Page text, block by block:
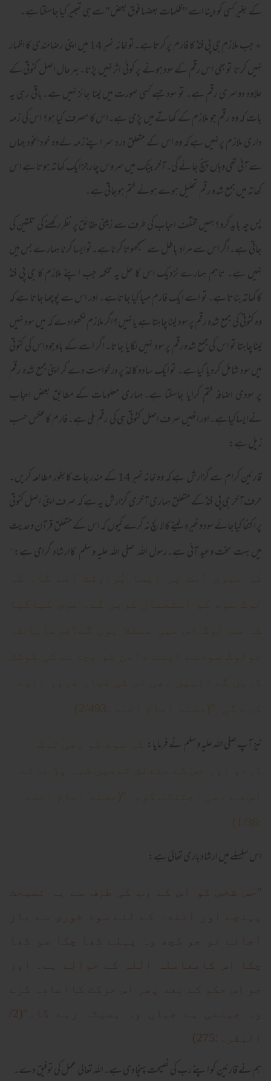
کے بغیر کسی کو دینا اسے '' ظلمات بعضها فوق بعض''سے ہی تعبیر کیا جاسکتا ہے۔
٭ جب ملازم جی پی فنڈ کا فارم پرکرتاہے۔تو خانہ نمبر 14 میں اپنی رضامندی کا اظہار
نہیں کرتا تو بھی اس رقم کے سود ہونے پر کوئی اثر نہیں پڑتا۔بہرحال اصل کٹوتی کے
علاوہ دوسری رقم ہے۔ تو سود جسے کسی صورت میں لینا جائز نہیں ہے۔باقی رہی یہ
بات کہ وہ رقم جو ملازم کے کھاتے میں پڑی ہے۔اس کا مصرف کیا ہو؟ اس کی زمہ
داری ملازم پرنہیں ہے کہ وہ اس کے متعلق درد سر اپنے زمہ لےوہ خود بخود جہاں
سے آئی تھی وہاں پہنچ جائے گی۔آخر بینک میں سروس چارجز ایک کھاتہ ہوتا ہے اس
کھاتہ میں جمع شدہ رقم تحلیل ہوے ہوئے ختم ہوجاتی ہے۔
پس چہ باید کرو؟ہمیں مختلف احباب کی طرف سے زمینی حقائق پر نظر رکھنے کی تلقین کی
جاتی ہے۔اگر اس سے مراد باطل سے سمجھوتا کرناہے۔توایسا کرنا ہمارے بس میں
نہیں ہے۔ تاہم ہمارے نزدیک اس کا حل یہ محکمہ جب اپنے ملازم کا جی پی فنڈ
کاکھاتہ بناتا ہے۔تو اسے ایک فارم مہیا کیا جاتاہے۔ اور اس سے پوچھا جاتا ہے کہ
وہ کٹوتی کی جمع شدہ رقم پر سود لیناچاہتا ہے یانہیں؟اگر ملازم لکھوادے کہ میں سود نہیں
لیناچاہتا تو اس کی جمع شدہ رقم پر سود نہیں لگایا جاتا۔ اگر اسے کے باوجوداس کی کٹوتی
میں سود شامل کردیا گیا ہے۔ تو ایک سادہ کاغذ پر درخواست دے کر اپنی جمع شدہ رقم
پر سودی اضافہ ختم کرایا جاسکتا ہے۔ہماری معلومات کے مطابق بعض احباب
نےایساکیاہے۔اور انھیں صرف اصل کٹوتی ہی کی رقم ملی ہے۔فارم کاعکس حسب
زیل ہے:
قارئین کرام سے گزارش ہے کہ وہ خانہ نمبر 14 کے مندرجات کابغور مطالعہ کریں۔
حرف آخر جی پی فنڈ کے متعلق ہماری آخری گزارش یہ ہے کہ صرف اپنی اصل کٹوتی
پر اکتفا کیاجائے سود وغیرہ لینے کا لالچ نہ کرے کیوں کہ اس کے متعلق قرآن وحدیث
میں بہت سخت وعید آئی ہے۔رسول اللہ صلی اللہ علیہ وسلم کاارشاد گرامی ہے: ''
کہ میری اُمت پر ایسا بُراوقت آئے گا۔ کہ
لوگ سود کو استعمال کریں گے۔ عرض کیاگیا
کہ سب لوگ اس میں مبتلا ہوں گے؟فرمایا:کہ
جولوگ سودسے اپنے دامن کو بچانے کی کوشش
کریں گے انہیں بھی اس کی غبار ضرور آلودہ
کرے گی۔''(مسند امام احمد :2/493)
نیز آپ صلی اللہ علیہ وسلم نے فرمایا:
کہ سود کو بھی ترک
کردو اور جس کے متعلق تمھیں شبہ پڑ جائے
اس سے بھی اجتناب کرو۔''(مسند امام احمد
:1/36)
اس سلسلے میں ارشادباری تعالیٰ ہے:
''جس شخص کو اس کے رب کی طرف سے یہ نصیحت
پہنچے اور آئندہ کے لئے سود خوری سے باز
آجائے تو جو کچھ وہ پہلے کھا چکا سو کھا
چکا اس کامعاملہ اللہ کے حوالے ہے۔ اور
جو اس حکم کے بعد پھر اس حرکت کااعادہ کرے
وہ جہنمی ہے جہاں وہ ہمیشہ رہے گا۔''(2/
البقرہ:275)
ہم نے قارئین کو اپنے رب کی نصیحت پہنچادی ہے۔اللہ تعالیٰ عمل کی توفیق دے۔